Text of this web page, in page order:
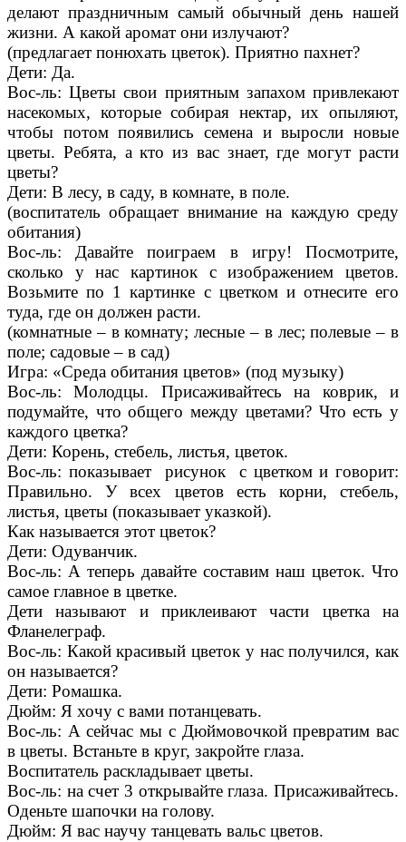
делают праздничным самый обычный день нашей
жизни. А какой аромат они излучают?
(предлагает понюхать цветок). Приятно пахнет?
Дети: Да.
Вос-ль: Цветы свои приятным запахом привлекают
насекомых, которые собирая нектар, их опыляют,
чтобы потом появились семена и выросли новые
цветы. Ребята, а кто из вас знает, где могут расти
цветы?
Дети: В лесу, в саду, в комнате, в поле.
(воспитатель обращает внимание на каждую среду
обитания)
Вос-ль: Давайте поиграем в игру! Посмотрите,
сколько у нас картинок с изображением цветов.
Возьмите по 1 картинке с цветком и отнесите его
туда, где он должен расти.
(комнатные – в комнату; лесные – в лес; полевые – в
поле; садовые – в сад)
Игра: «Среда обитания цветов» (под музыку)
Вос-ль: Молодцы. Присаживайтесь на коврик, и
подумайте, что общего между цветами? Что есть у
каждого цветка?
Дети: Корень, стебель, листья, цветок.
Вос-ль: показывает рисунок с цветком и говорит:
Правильно. У всех цветов есть корни, стебель,
листья, цветы (показывает указкой).
Как называется этот цветок?
Дети: Одуванчик.
Вос-ль: А теперь давайте составим наш цветок. Что
самое главное в цветке.
Дети называют и приклеивают части цветка на
Фланелеграф.
Вос-ль: Какой красивый цветок у нас получился, как
он называется?
Дети: Ромашка.
Дюйм: Я хочу с вами потанцевать.
Вос-ль: А сейчас мы с Дюймовочкой превратим вас
в цветы. Встаньте в круг, закройте глаза.
Воспитатель раскладывает цветы.
Вос-ль: на счет 3 открывайте глаза. Присаживайтесь.
Оденьте шапочки на голову.
Дюйм: Я вас научу танцевать вальс цветов.